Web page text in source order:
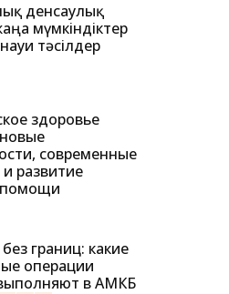
денсаулық
мүмкіндіктер
тәсілдер
здоровье
современные
развитие
границ: какие
операции
в АМКБ